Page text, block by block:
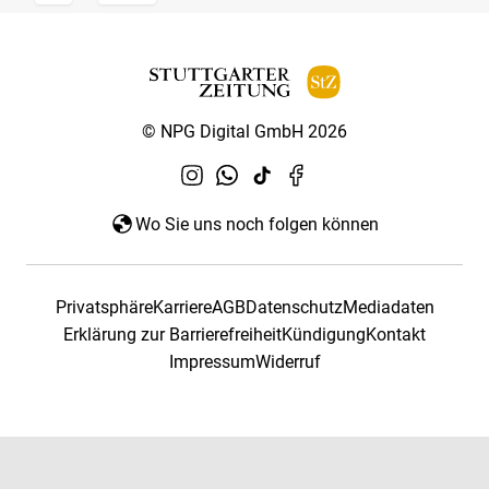
© NPG Digital GmbH 2026
Wo Sie uns noch folgen können
PrivatsphäreKarriereAGBDatenschutzMediadaten
Erklärung zur BarrierefreiheitKündigungKontakt
ImpressumWiderruf